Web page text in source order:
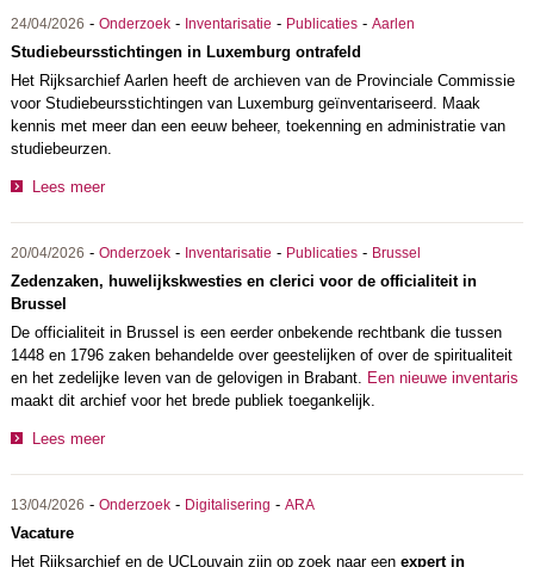
24/04/2026 - Onderzoek- Inventarisatie - Publicaties- Aarlen
Studiebeursstichtingen in Luxemburg ontrafeld
Het Rijksarchief Aarlen heeft de archieven van de Provinciale Commissie
voor Studiebeursstichtingen van Luxemburg geïnventariseerd. Maak
kennis met meer dan een eeuw beheer, toekenning en administratie van
studiebeurzen.
Lees meer
20/04/2026 - Onderzoek- Inventarisatie - Publicaties- Brussel
Zedenzaken, huwelijkskwesties en clerici voor de officialiteit in
Brussel
De officialiteit in Brussel is een eerder onbekende rechtbank die tussen
1448 en 1796 zaken behandelde over geestelijken of over de spiritualiteit
en het zedelijke leven van de gelovigen in Brabant.
Een nieuwe inventaris
maakt dit archief voor het brede publiek toegankelijk.
Lees meer
13/04/2026 - Onderzoek- Digitalisering - ARA
Vacature
Het Rijksarchief en de UCLouvain zijn op zoek naar een expert in